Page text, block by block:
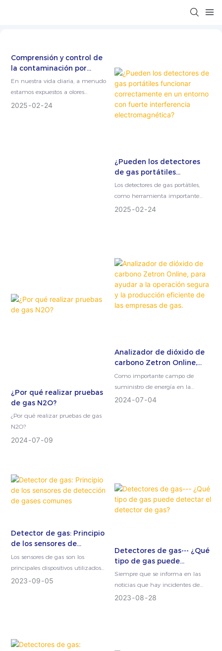
Comprensión y control de
la contaminación por
olores: soluciones
tecnológicas para el
En nuestra vida diaria, a menudo
estamos expuestos a olores
desagradables, que van desde el
2025 02 24
¿Pueden los detectores
de gas portátiles
funcionar correctamente
en un entorno con fuerte
electromagnética?
Los detectores de gas portátiles,
como herramienta importante
para la seguridad industrial
2025 02 24
¿Por qué realizar pruebas
de gas N2O?
¿Por qué realizar pruebas de gas
N2O?
2024 07 09
Analizador de dióxido de
carbono Zetron Online,
para ayudar a la operación
segura y la producción
de gas.
Como importante campo de
suministro de energía en la
sociedad moderna, la industria
2024 07 04
Detector de gas: Principio
de los sensores de
detección de gases
comunes
Los sensores de gas son los
principales dispositivos utilizados
para detectar la composición y
2023 09 05
Detectores de gas--- ¿Qué
tipo de gas puede
detectar el detector de
gas?
Siempre que se informa en las
noticias que hay incidentes de
seguridad en algunos lugares, nos
2023 08 28